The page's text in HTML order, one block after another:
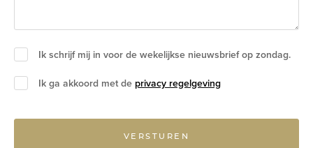
Ik schrijf mij in voor de wekelijkse nieuwsbrief op zondag.
Ik ga akkoord met de privacy regelgeving
VERSTUREN